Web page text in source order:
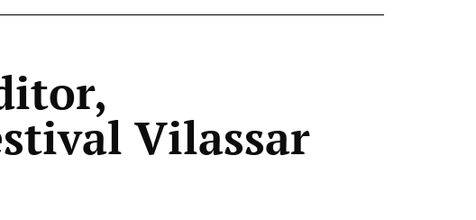
Vilassar